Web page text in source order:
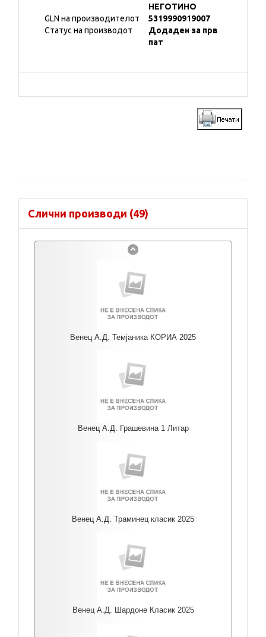
НЕГОТИНО
GLN на производителот
5319990919007
Статус на производот
Додаден за прв
пат
Слични производи (49)
Венец А.Д. Темјаника КОРИА 2025
Венец А.Д. Грашевина 1 Литар
Венец А.Д. Траминец класик 2025
Венец А.Д. Шардоне Класик 2025